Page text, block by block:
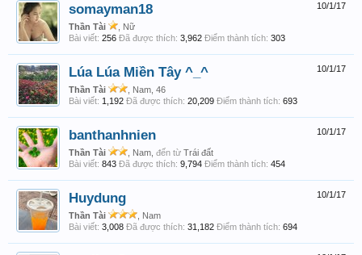
10/1/17
somayman18
Thần Tài
, Nữ
Bài viết: 256 Đã được thích: 3,962 Điểm thành tích: 303
10/1/17
Lúa Lúa Miền Tây ^_^
Thần Tài
, Nam, 46
Bài viết: 1,192 Đã được thích: 20,209 Điểm thành tích: 693
10/1/17
banthanhnien
Thần Tài , Nam, đến từ Trái đất
Bài viết: 843 Đã được thích: 9,794 Điểm thành tích: 454
10/1/17
Huydung
Thần Tài
, Nam
Bài viết: 3,008 Đã được thích: 31,182 Điểm thành tích: 694